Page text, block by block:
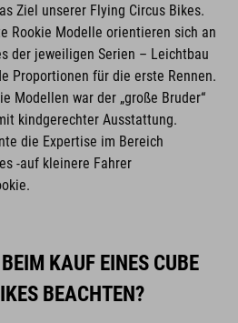
Ziel unserer Flying Circus Bikes.
Rookie Modelle orientieren sich an
der jeweiligen Serien – Leichtbau
Proportionen für die erste Rennen.
Modellen war der „große Bruder“
kindgerechter Ausstattung.
die Expertise im Bereich
-auf kleinere Fahrer
KAUF EINES CUBE
BEACHTEN?